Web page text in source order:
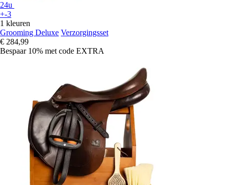
24u
+-3
1 kleuren
Grooming Deluxe Verzorgingsset
€ 284,99
Bespaar 10% met code EXTRA